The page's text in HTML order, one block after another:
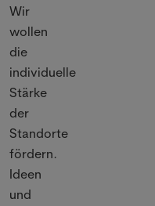
Wir
wollen
die
individuelle
Stärke
der
Standorte
fördern.
Ideen
und